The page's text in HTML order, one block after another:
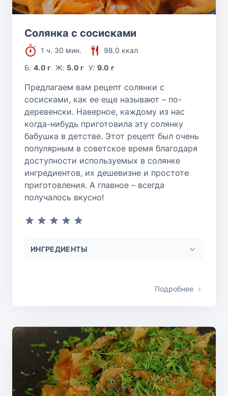
Солянка с сосисками
1 ч. 30 мин.
98.0 ккал
Б:4.0 г Ж: 5.0 г У: 9.0 г
Предлагаем вам рецепт солянки с
сосисками, как ее еще называют – по-
деревенски. Наверное, каждому из нас
когда-нибудь приготовила эту солянку
бабушка в детстве. Этот рецепт был очень
популярным в советское время благодаря
доступности используемых в солянке
ингредиентов, их дешевизне и простоте
приготовления. А главное – всегда
получалось вкусно!
ИНГРЕДИЕНТЫ
Подробнее